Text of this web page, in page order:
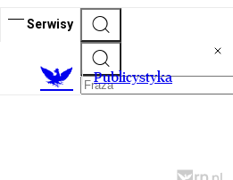
Serwisy
Publicystyka